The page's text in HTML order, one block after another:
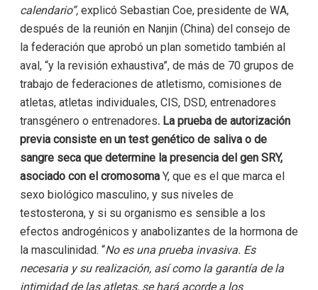
calendario”,explicó Sebastian Coe, presidente de WA,
después de la reunión en Nanjin (China) del consejo de
la federación que aprobó un plan sometido también al
aval, “y la revisión exhaustiva”, de más de 70 grupos de
trabajo de federaciones de atletismo, comisiones de
atletas, atletas individuales, CIS, DSD, entrenadores
transgénero o entrenadores. La prueba de autorización
previa consiste en un test genético de saliva o de
sangre seca que determine la presencia del gen SRY,
asociado con el cromosomaY, que es el que marca el
sexo biológico masculino, y sus niveles de
testosterona, y si su organismo es sensible a los
efectos androgénicos y anabolizantes de la hormona de
la masculinidad. “No es una prueba invasiva. Es
necesaria y su realización, así como la garantía de la
intimidad de las atletas, se hará acorde a los